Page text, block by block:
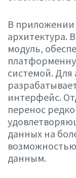
В приложении
архитектура.
модуль,
системой.
интерфейс.
перенос
данных на
данным.